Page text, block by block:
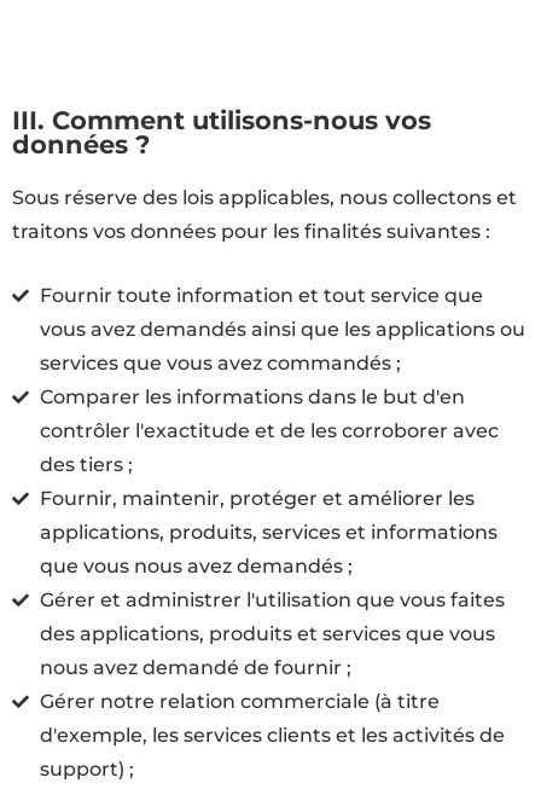
III. Comment utilisons-nous vos
données ?
Sous réserve des lois applicables, nous collectons et
traitons vos données pour les finalités suivantes :
Fournir toute information et tout service que
vous avez demandés ainsi que les applications ou
services que vous avez commandés ;
Comparer les informations dans le but d'en
contrôler l'exactitude et de les corroborer avec
des tiers ;
Fournir, maintenir, protéger et améliorer les
applications, produits, services et informations
que vous nous avez demandés ;
Gérer et administrer l'utilisation que vous faites
des applications, produits et services que vous
nous avez demandé de fournir ;
Gérer notre relation commerciale (à titre
d'exemple, les services clients et les activités de
support) ;